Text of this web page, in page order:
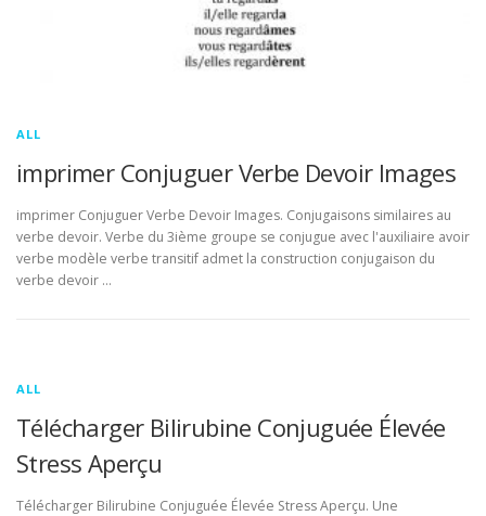
ALL
imprimer Conjuguer Verbe Devoir Images
imprimer Conjuguer Verbe Devoir Images. Conjugaisons similaires au
verbe devoir. Verbe du 3ième groupe se conjugue avec l'auxiliaire avoir
verbe modèle verbe transitif admet la construction conjugaison du
verbe devoir …
ALL
Télécharger Bilirubine Conjuguée Élevée
Stress Aperçu
Télécharger Bilirubine Conjuguée Élevée Stress Aperçu. Une